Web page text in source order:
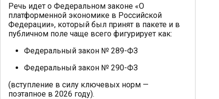
Речь идет о Федеральном законе «О
платформенной экономике в Российской
Федерации», который был принят в пакете и в
публичном поле чаще всего фигурирует как:
Федеральный закон № 289-ФЗ
Федеральный закон № 290-ФЗ
(вступление в силу ключевых норм —
поэтапное в 2026 году).